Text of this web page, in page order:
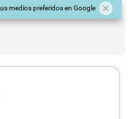
medios preferidos en Google